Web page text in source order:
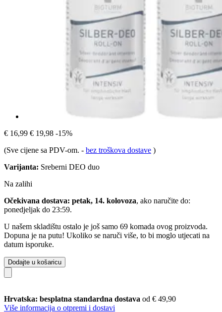
€ 16,99 € 19,98 -15%
(Sve cijene sa PDV-om. - bez troškova dostave )
Varijanta: Sreberni DEO duo
Na zalihi
Očekivana dostava: petak, 14. kolovoza, ako naručite do:
ponedjeljak do 23:59.
U našem skladištu ostalo je još samo 69 komada ovog proizvoda.
Dopuna je na putu! Ukoliko se naruči više, to bi moglo utjecati na
datum isporuke.
Dodajte u košaricu
Hrvatska: besplatna standardna dostava od € 49,90
Više informacija o otpremi i dostavi